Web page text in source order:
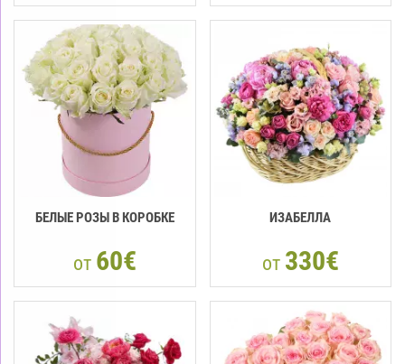
БЕЛЫЕ РОЗЫ В КОРОБКЕ
от 60€
ИЗАБЕЛЛА
от 330€